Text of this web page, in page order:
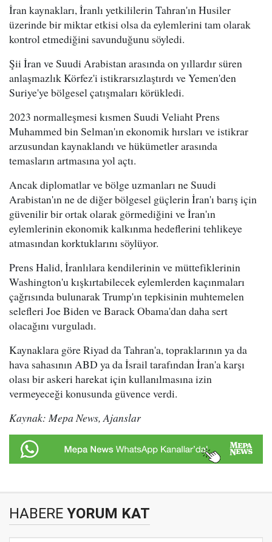
İran kaynakları, İranlı yetkililerin Tahran'ın Husiler
üzerinde bir miktar etkisi olsa da eylemlerini tam olarak
kontrol etmediğini savunduğunu söyledi.
Şii İran ve Suudi Arabistan arasında on yıllardır süren
anlaşmazlık Körfez'i istikrarsızlaştırdı ve Yemen'den
Suriye'ye bölgesel çatışmaları körükledi.
2023 normalleşmesi kısmen Suudi Veliaht Prens
Muhammed bin Selman'ın ekonomik hırsları ve istikrar
arzusundan kaynaklandı ve hükümetler arasında
temasların artmasına yol açtı.
Ancak diplomatlar ve bölge uzmanları ne Suudi
Arabistan'ın ne de diğer bölgesel güçlerin İran'ı barış için
güvenilir bir ortak olarak görmediğini ve İran'ın
eylemlerinin ekonomik kalkınma hedeflerini tehlikeye
atmasından korktuklarını söylüyor.
Prens Halid, İranlılara kendilerinin ve müttefiklerinin
Washington'u kışkırtabilecek eylemlerden kaçınmaları
çağrısında bulunarak Trump'ın tepkisinin muhtemelen
selefleri Joe Biden ve Barack Obama'dan daha sert
olacağını vurguladı.
Kaynaklara göre Riyad da Tahran'a, topraklarının ya da
hava sahasının ABD ya da İsrail tarafından İran'a karşı
olası bir askeri harekat için kullanılmasına izin
vermeyeceği konusunda güvence verdi.
Kaynak: Mepa News, Ajanslar
HABERE YORUM KAT